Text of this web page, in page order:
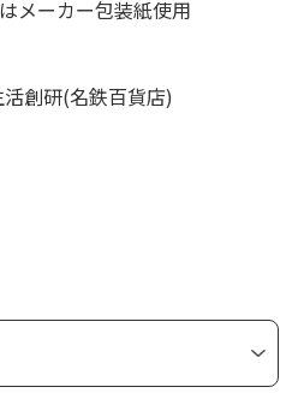
ーカー包装紙使用
創研(名鉄百貨店)